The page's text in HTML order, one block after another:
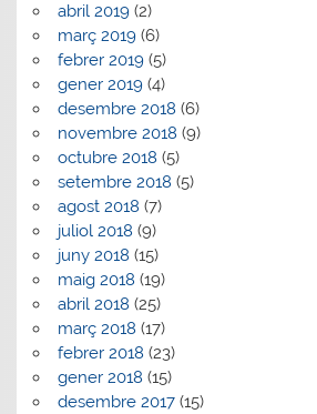
abril 2019(2)
març 2019(6)
febrer 2019(5)
gener 2019(4)
desembre 2018 (6)
novembre 2018 (9)
octubre 2018 (5)
setembre 2018 (5)
agost 2018 (7)
juliol 2018 (9)
juny 2018 (15)
maig 2018 (19)
abril 2018 (25)
març 2018 (17)
febrer 2018 (23)
gener 2018 (15)
desembre 2017(15)